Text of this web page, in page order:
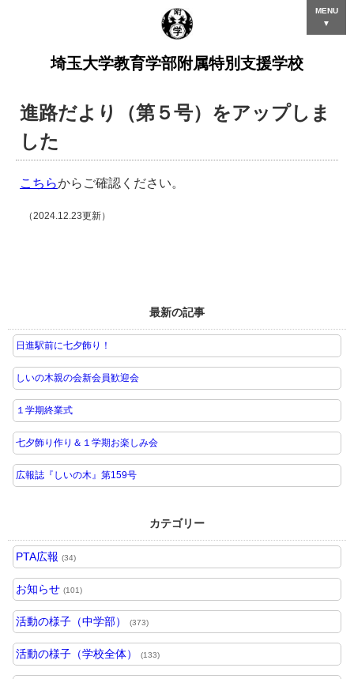
埼玉大学教育学部附属特別支援学校
MENU
▼
進路だより（第５号）をアップしま
した
こちらからご確認ください。
（2024.12.23更新）
最新の記事
日進駅前に七夕飾り！
しいの木親の会新会員歓迎会
１学期終業式
七夕飾り作り＆１学期お楽しみ会
広報誌『しいの木』第159号
カテゴリー
PTA広報 (34)
お知らせ (101)
活動の様子（中学部） (373)
活動の様子（学校全体） (133)